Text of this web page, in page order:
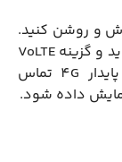
و روشن کنید.
وارد تنظیمات سیم‌کارت یا شبکه موبایل شوید و گزینه VoLTE
را فعال کنید. در محدوده‌ای با پوشش پایدار 4G تماس